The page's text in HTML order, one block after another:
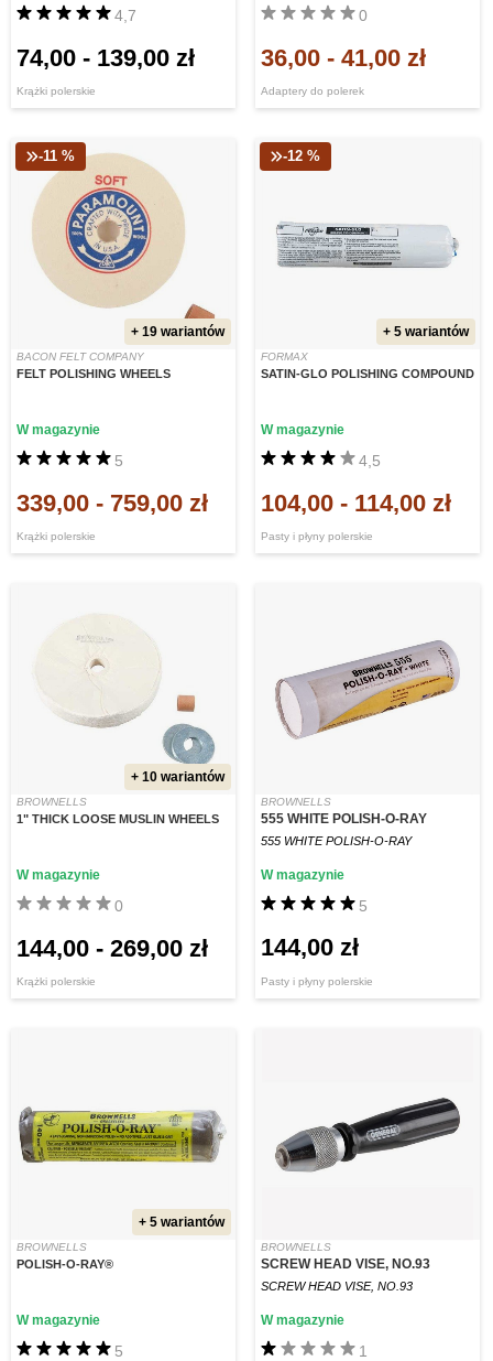
Krążki polerskie
4,7
74,00 - 139,00 zł
Adaptery do polerek
0
36,00 - 41,00 zł
-11 %
+ 19 wariantów
BACON FELT COMPANY
FELT POLISHING WHEELS
Krążki polerskie
5
W magazynie
339,00 - 759,00 zł
-12 %
+ 5 wariantów
FORMAX
SATIN-GLO POLISHING COMPOUND
Pasty i płyny polerskie
4,5
W magazynie
104,00 - 114,00 zł
+ 10 wariantów
BROWNELLS
1" THICK LOOSE MUSLIN WHEELS
Krążki polerskie
0
W magazynie
144,00 - 269,00 zł
BROWNELLS
555 WHITE POLISH-O-RAY
555 WHITE POLISH-O-RAY
Pasty i płyny polerskie
5
W magazynie
144,00 zł
+ 5 wariantów
BROWNELLS
POLISH-O-RAY®
5
W magazynie
BROWNELLS
SCREW HEAD VISE, NO.93
SCREW HEAD VISE, NO.93
1
W magazynie